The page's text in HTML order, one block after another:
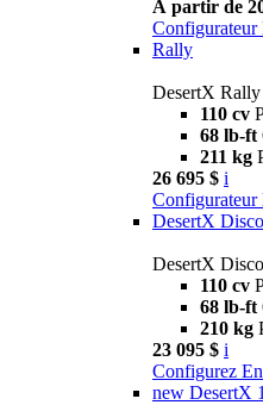
À partir de
Configurateur
Rally
DesertX Rally
110 cv
68 lb-ft
211 kg
26 695 $ i
Configurateur
DesertX
DesertX
110 cv
68 lb-ft
210 kg
23 095 $ i
Configurez
new DesertX